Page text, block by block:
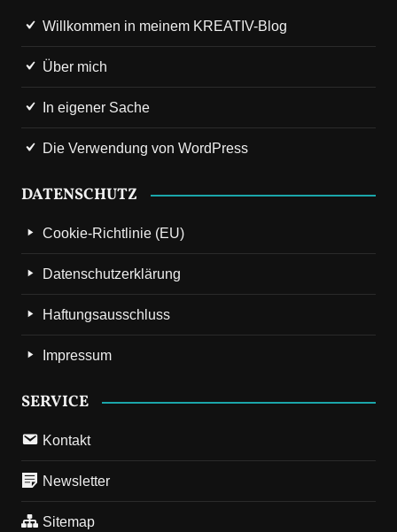
Willkommen in meinem KREATIV-Blog
Über mich
In eigener Sache
Die Verwendung von WordPress
DATENSCHUTZ
Cookie-Richtlinie (EU)
Datenschutzerklärung
Haftungsausschluss
Impressum
SERVICE
Kontakt
Newsletter
Sitemap